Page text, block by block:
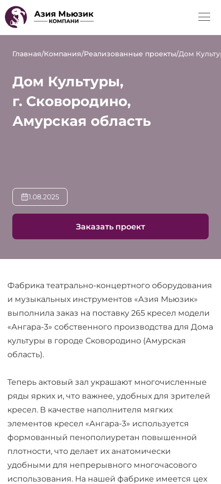
Главная/Компания/Реализованные проекты/Дом
1.08.2025
Дом Культуры,
г. Сковородино,
Амурская область
Заказать проект
Фабрика театрально-концертного оборудования
и музыкальных инструментов «Азия Мьюзик»
выполнила заказ на поставку 265 кресел модели
«Ангара-3» собственного производства для Дома
культуры в городе Сковородино (Амурская
область).
Теперь актовый зал украшают многочисленные
ряды ярких и, что важнее, удобных для зрителей
кресел. В качестве наполнителя мягких
элементов кресел «Ангара-3» используется
формованный пенополиуретан повышенной
плотности, что делает их анатомически
удобными для непрерывного многочасового
использования. На нашей фабрике имеется цех